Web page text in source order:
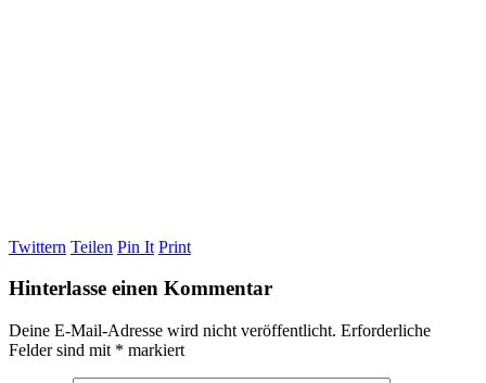
Twittern Teilen Pin It Print
Hinterlasse einen Kommentar
Deine E-Mail-Adresse wird nicht veröffentlicht. Erforderliche
Felder sind mit * markiert